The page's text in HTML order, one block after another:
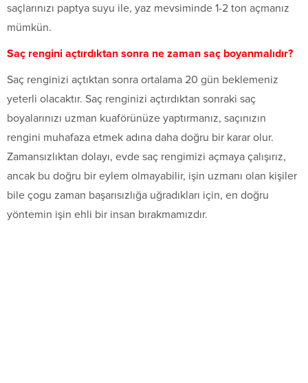
saçlarınızı paptya suyu ile, yaz mevsiminde 1-2 ton açmanız
mümkün.
Saç rengini açtırdıktan sonra ne zaman saç boyanmalıdır?
Saç renginizi açtıktan sonra ortalama 20 gün beklemeniz
yeterli olacaktır. Saç renginizi açtırdıktan sonraki saç
boyalarınızı uzman kuaförünüze yaptırmanız, saçınızın
rengini muhafaza etmek adına daha doğru bir karar olur.
Zamansızlıktan dolayı, evde saç rengimizi açmaya çalışırız,
ancak bu doğru bir eylem olmayabilir, işin uzmanı olan kişiler
bile çogu zaman başarısızlığa uğradıkları için, en doğru
yöntemin işin ehli bir insan bırakmamızdır.